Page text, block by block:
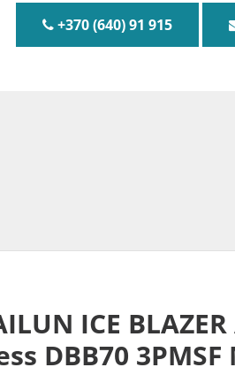
+370 (640) 91 915
ICE
DBB70 3PMSF